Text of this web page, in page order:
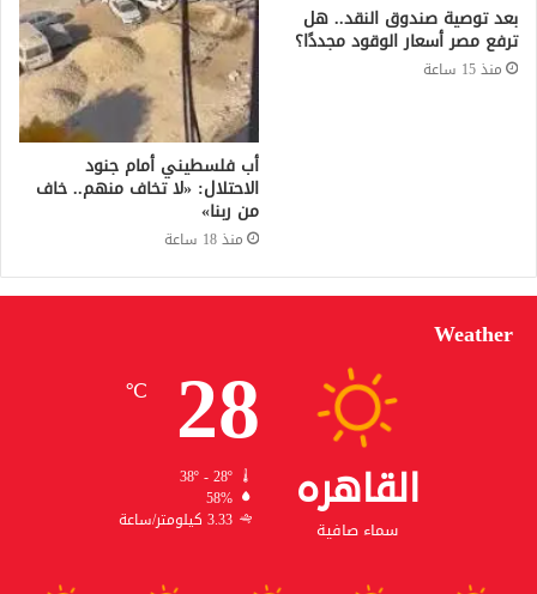
بعد توصية صندوق النقد.. هل
ترفع مصر أسعار الوقود مجددًا؟
منذ 15 ساعة
أب فلسطيني أمام جنود
الاحتلال: «لا تخاف منهم.. خاف
من ربنا»
منذ 18 ساعة
Weather
القاهره
سماء صافية
28
℃
38º - 28º
58%
3.33 كيلومتر/ساعة